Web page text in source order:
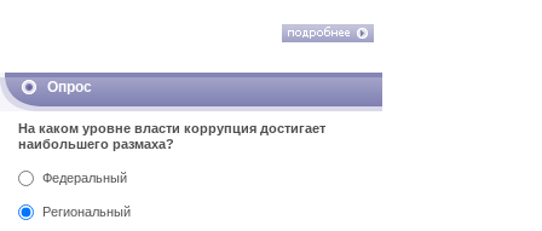
Опрос
На каком уровне власти коррупция достигает
наибольшего размаха?
Федеральный
Региональный